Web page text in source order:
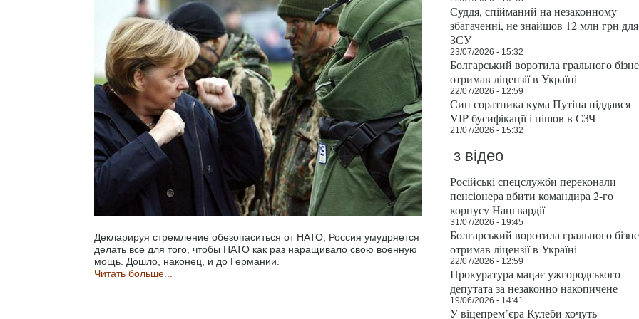
Декларируя стремление обезопаситься от НАТО, Россия умудряется
делать все для того, чтобы НАТО как раз наращивало свою военную
мощь. Дошло, наконец, и до Германии.
Читать больше...
Суддя, спійманий на незаконному
збагаченні, не знайшов 12 млн грн для
ЗСУ
23/07/2026 - 15:32
Болгарський воротила грального
отримав ліцензії в Україні
22/07/2026 - 12:59
Син соратника кума Путіна піддався
VIP-бусифікації і пішов в СЗЧ
21/07/2026 - 15:32
з відео
Російські спецслужби переконали
пенсіонера вбити командира 2-го
корпусу Нацгвардії
31/07/2026 - 19:45
Болгарський воротила грального
отримав ліцензії в Україні
22/07/2026 - 12:59
Прокуратура мацає ужгородського
депутата за незаконно накопичене
19/06/2026 - 14:41
У віцепрем’єра Кулеби хочуть